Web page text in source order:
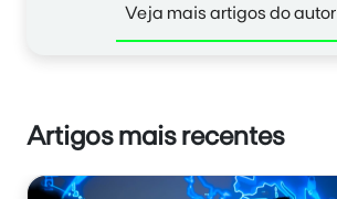
Veja mais artigos do autor
Artigos mais recentes